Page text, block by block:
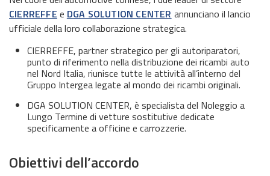
CIERREFFE e DGA SOLUTION CENTER annunciano il lancio
ufficiale della loro collaborazione strategica.
CIERREFFE, partner strategico per gli autoriparatori,
punto di riferimento nella distribuzione dei ricambi auto
nel Nord Italia, riunisce tutte le attività all’interno del
Gruppo Intergea legate al mondo dei ricambi originali.
DGA SOLUTION CENTER, è specialista del Noleggio a
Lungo Termine di vetture sostitutive dedicate
specificamente a officine e carrozzerie.
Obiettivi dell’accordo